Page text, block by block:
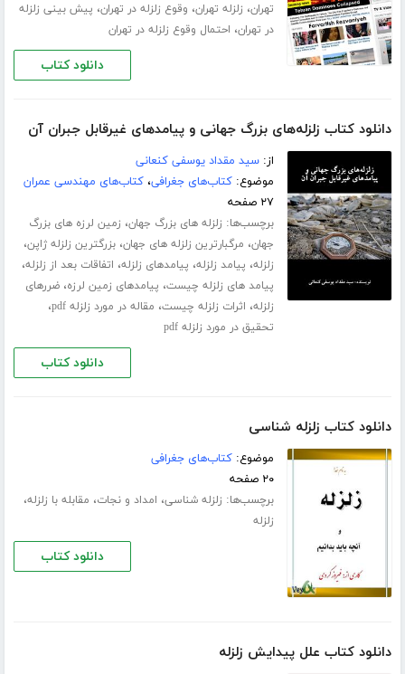
تهران، زلزله تهران، وقوع زلزله در تهران، پیش بینی زلزله
در تهران، احتمال وقوع زلزله در تهران
دانلود کتاب
دانلود کتاب زلزله‌های بزرگ جهانی و پیامدهای غیرقابل جبران آن
از:سید مقداد یوسفی کنعانی
موضوع:کتاب‌های جغرافی،کتاب‌های مهندسی عمران
۲۷ صفحه
برچسب‌ها: زلزله های بزرگ جهان، زمین لرزه های بزرگ
جهان، مرگبارترین زلزله های جهان،بزرگترین زلزله ژاپن،
زلزله، پیامد زلزله، پیامدهای زلزله، اتفاقات بعد از زلزله،
پیامد های زلزله چیست، پیامدهای زمین لرزه،ضررهای
زلزله، اثرات زلزله چیست، مقاله در مورد زلزله pdf ،
تحقیق در مورد زلزله pdf
دانلود کتاب
دانلود کتاب زلزله شناسی
موضوع:کتاب‌های جغرافی
۲۰ صفحه
برچسب‌ها: زلزله شناسی، امداد و نجات، مقابله با زلزله،
زلزله
دانلود کتاب
دانلود کتاب علل پیدایش زلزله